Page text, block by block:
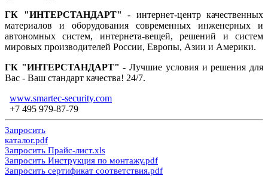
ГК "ИНТЕРСТАНДАРТ" - интернет-центр качественных
материалов и оборудования современных инженерных и
автономных систем, интернета-вещей, решений и систем
мировых производителей России, Европы, Азии и Америки.
ГК "ИНТЕРСТАНДАРТ" - Лучшие условия и решения для
Вас - Ваш стандарт качества! 24/7.
www.smartec-security.com
+7 495 979-87-79
Запросить
каталог.pdf
Запросить Прайс-лист.xls
Запросить Инструкция по монтажу.pdf
Запросить сертификат соответствия.pdf